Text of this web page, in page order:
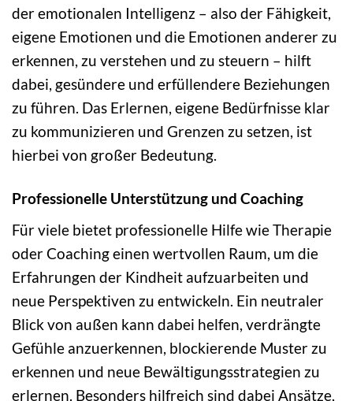
der emotionalen Intelligenz – also der Fähigkeit,
eigene Emotionen und die Emotionen anderer zu
erkennen, zu verstehen und zu steuern – hilft
dabei, gesündere und erfüllendere Beziehungen
zu führen. Das Erlernen, eigene Bedürfnisse klar
zu kommunizieren und Grenzen zu setzen, ist
hierbei von großer Bedeutung.
Professionelle Unterstützung und Coaching
Für viele bietet professionelle Hilfe wie Therapie
oder Coaching einen wertvollen Raum, um die
Erfahrungen der Kindheit aufzuarbeiten und
neue Perspektiven zu entwickeln. Ein neutraler
Blick von außen kann dabei helfen, verdrängte
Gefühle anzuerkennen, blockierende Muster zu
erkennen und neue Bewältigungsstrategien zu
erlernen. Besonders hilfreich sind dabei Ansätze,